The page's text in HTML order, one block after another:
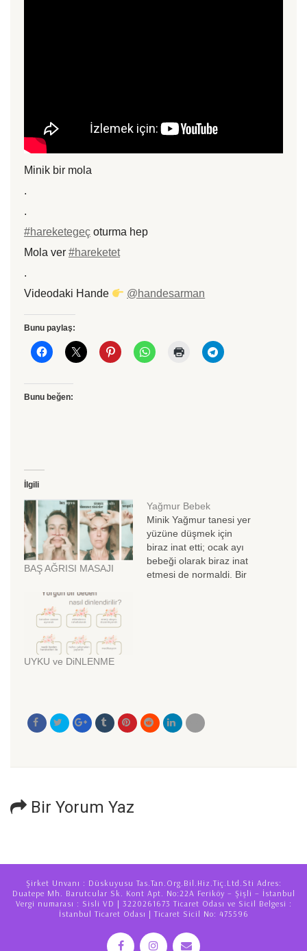
Minik bir mola
.
.
#hareketegeç oturma hep
Mola ver #hareketet
.
Videodaki Hande
@handesarman
Bunu paylaş:
Bunu beğen:
İlgili
BAŞ AĞRISI MASAJI
Yağmur Bebek
Minik Yağmur tanesi yer
yüzüne düşmek için
biraz inat etti; ocak ayı
bebeği olarak biraz inat
etmesi de normaldi. Bir
hazırlıklar, bir heyecan,
…
UYKU ve DiNLENME
Bir Yorum Yaz
Şirket Unvanı : Düskuyusu Tas.Tan.Org.Bil.Hiz.Tiç.Ltd.Sti Adres:
Duatepe Mh. Barutcular Sk. Kont Apt. No:22A Feriköy – Şişli – İstanbul
Vergi numarası : Sisli VD | 3220261673 Ticaret Odası ve Sicil Belgesi :
İstanbul Ticaret Odası | Ticaret Sicil No: 475596